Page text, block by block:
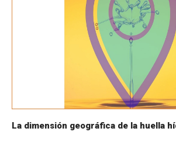
La dimensión geográfica de la huella